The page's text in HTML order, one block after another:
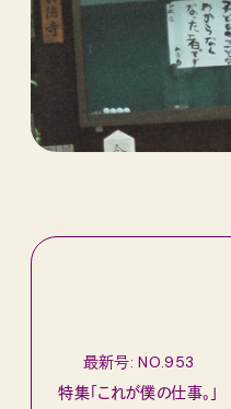
最新号: NO.953
特集「これが僕の仕事。」